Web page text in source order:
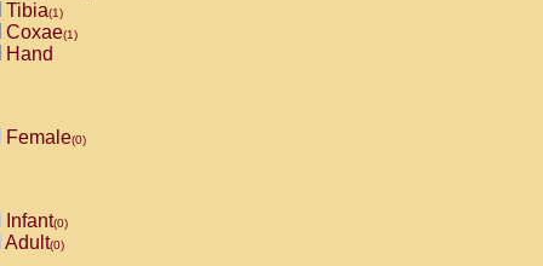
Tibia(1)
Coxae(1)
Hand
Female(0)
Infant(0)
Adult(0)